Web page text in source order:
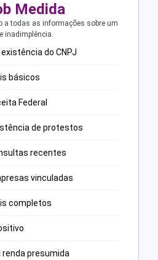
Medida
a todas as informações sobre um
inadimplência.
do CNPJ
básicos
Federal
de protestos
recentes
vinculadas
completos
presumida